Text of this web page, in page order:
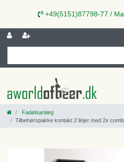
+49(5151)87798-77 /
Fadølsanlæg
Tilbehørspakke kontakt 2 linjer med 2x